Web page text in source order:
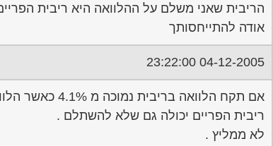
הריבית שאני משלם על ההלוואה היא ריבית הפריים ונניח שהיא
אודה להתייחסותך
04-12-2005 23:22:00
אם תקח הלוואה בריבית נמוכה מ 4.1% כאשר הלוואה זו אינה צמודה אזיי כדאי ,לדעתי בעוד שנתיים תחשוב על סילוק מקרן ההשתלמות (אם לא תהיה כדאיות למחזר ) .
ריבית הפריים יכולה גם שלא להשתלם .
לא ממליץ .